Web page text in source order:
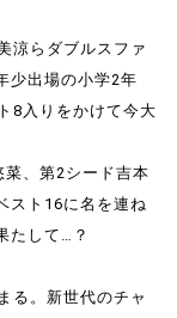
涼らダブルスファ
少出場の小学2年
8入りをかけて今大
、第2シード吉本
スト16に名を連ね
たして…？
る。新世代のチャ